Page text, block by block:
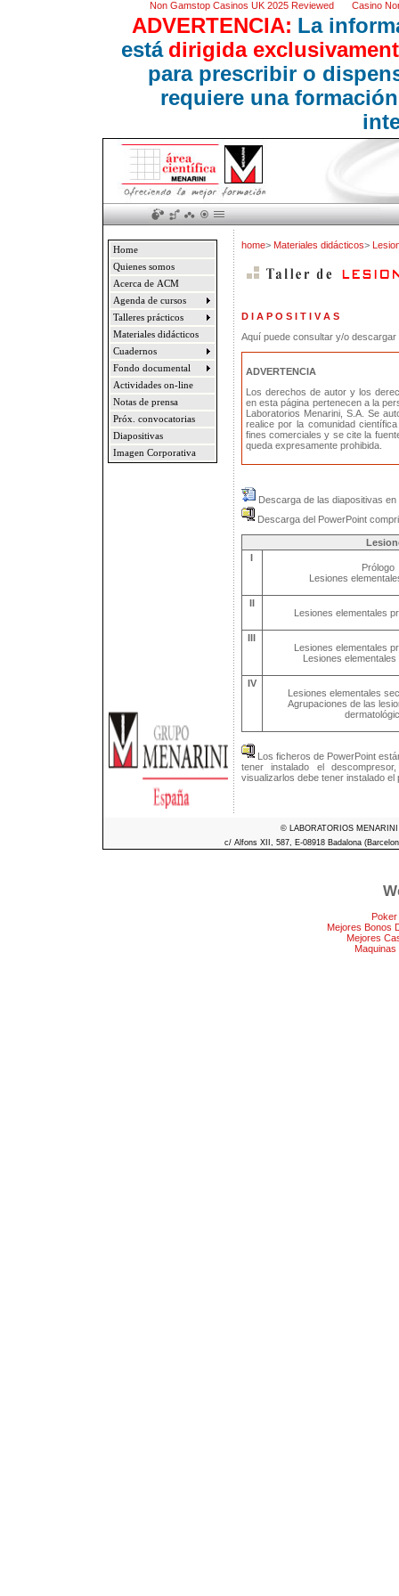
Non Gamstop Casinos UK 2025 Reviewed Casino
ADVERTENCIA: La
está dirigida
para prescribir o
requiere una
Home
Quienes somos
Acerca de ACM
Agenda de cursos
Talleres prácticos
Materiales didácticos
Cuadernos
Fondo documental
Actividades on-line
Notas de prensa
Próx. convocatorias
Diapositivas
Imagen Corporativa
home> Materiales didácticos>
D I A P O S I T I V A S
Aquí puede consultar y/o
ADVERTENCIA
Los derechos de autor y los
en esta página pertenecen a la
Laboratorios Menarini, S.A. Se
realice por la comunidad
fines comerciales y se cite la
queda expresamente prohibida.
Descarga de las diapositivas en
Descarga del PowerPoint
I
Prólogo
Lesiones
II
Lesiones elementales
III
Lesiones elementales
Lesiones
IV
Lesiones elementales
Agrupaciones de las
Los ficheros de PowerPoint
tener instalado el
visualizarlos debe tener instalado
© LABORATORIOS
c/ Alfons XII, 587, E-08918 Badalona
Mejores Bonos
Mejores